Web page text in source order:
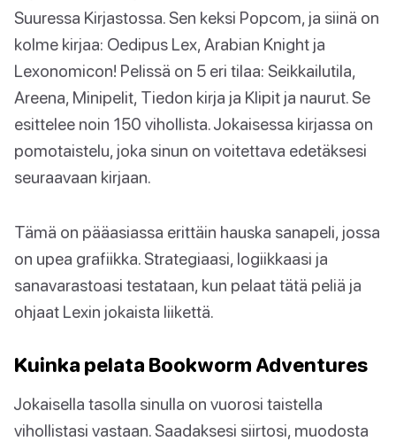
Suuressa Kirjastossa. Sen keksi Popcom, ja siinä on
kolme kirjaa: Oedipus Lex, Arabian Knight ja
Lexonomicon! Pelissä on 5 eri tilaa: Seikkailutila,
Areena, Minipelit, Tiedon kirja ja Klipit ja naurut. Se
esittelee noin 150 vihollista. Jokaisessa kirjassa on
pomotaistelu, joka sinun on voitettava edetäksesi
seuraavaan kirjaan.
Tämä on pääasiassa erittäin hauska sanapeli, jossa
on upea grafiikka. Strategiaasi, logiikkaasi ja
sanavarastoasi testataan, kun pelaat tätä peliä ja
ohjaat Lexin jokaista liikettä.
Kuinka pelata Bookworm Adventures
Jokaisella tasolla sinulla on vuorosi taistella
vihollistasi vastaan. Saadaksesi siirtosi, muodosta